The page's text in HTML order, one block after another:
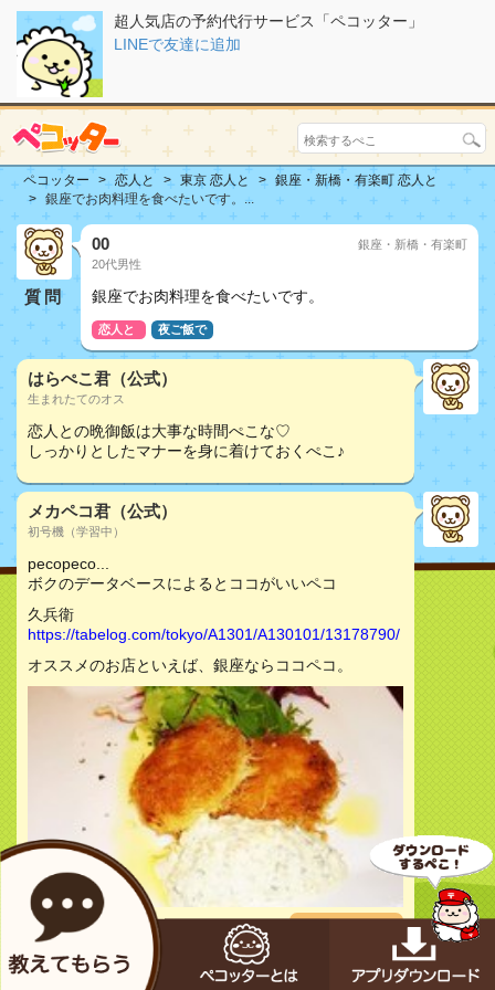
超人気店の予約代行サービス「ペコッター」
LINEで友達に追加
ペコッター 恋人と 東京 恋人と
銀座・新橋・有楽町 恋人と
銀座でお肉料理を食べたいです。...
質問
00
20代男性
銀座・新橋・有楽町
銀座でお肉料理を食べたいです。
恋人と 夜ご飯で
はらぺこ君（公式）
生まれたてのオス
恋人との晩御飯は大事な時間ぺこな♡
しっかりとしたマナーを身に着けておくぺこ♪
メカペコ君（公式）
初号機（学習中）
pecopeco...
ボクのデータベースによるとココがいいペコ
久兵衛
https://tabelog.com/tokyo/A1301/A130101/13178790/
オススメのお店といえば、銀座ならココペコ。